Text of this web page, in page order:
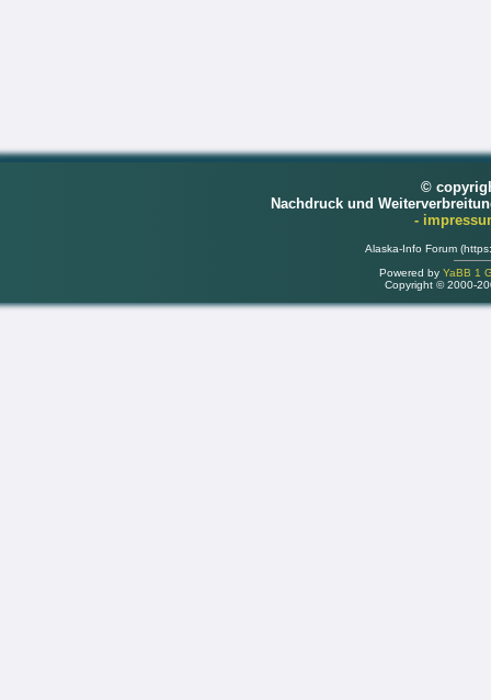
©
Nachdruck und
-
Alaska-Info Forum
Powered by YaBB 1
Copyright © 2000-